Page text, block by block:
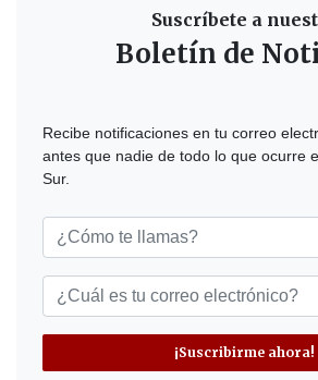
Suscríbete a
Boletín de
Recibe notificaciones en tu correo
antes que nadie de todo lo que ocurre
Sur.
¡Suscribirme ahora!